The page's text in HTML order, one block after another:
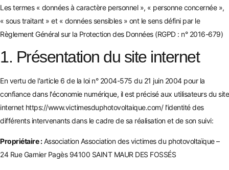
Les termes « données à caractère personnel », « personne concernée »,
« sous traitant » et « données sensibles » ont le sens défini par le
Règlement Général sur la Protection des Données (RGPD : n° 2016-679)
1. Présentation du site internet
En vertu de l'article 6 de la loi n° 2004-575 du 21 juin 2004 pour la
confiance dans l'économie numérique, il est précisé aux utilisateurs du site
internet https://www.victimesduphotovoltaique.com/l'identité des
différents intervenants dans le cadre de sa réalisation et de son suivi:
Propriétaire :Association Association des victimes du photovoltaïque –
24 Rue Garnier Pagès 94100 SAINT MAUR DES FOSSÉS